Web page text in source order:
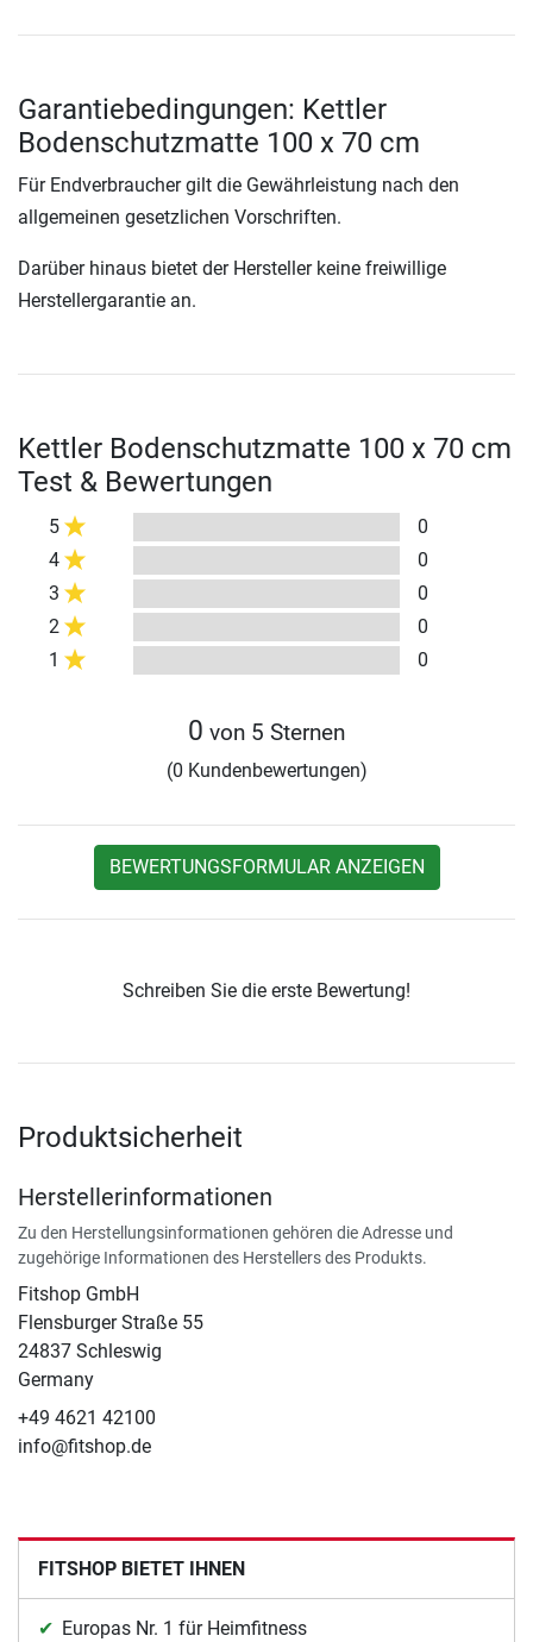
Garantiebedingungen: Kettler
Bodenschutzmatte 100 x 70 cm
Für Endverbraucher gilt die Gewährleistung nach den
allgemeinen gesetzlichen Vorschriften.
Darüber hinaus bietet der Hersteller keine freiwillige
Herstellergarantie an.
Kettler Bodenschutzmatte 100 x 70 cm
Test & Bewertungen
5
0
4
0
3
0
2
0
1
0
0 von 5 Sternen
(0 Kundenbewertungen)
BEWERTUNGSFORMULAR ANZEIGEN
Schreiben Sie die erste Bewertung!
Produktsicherheit
Herstellerinformationen
Zu den Herstellungsinformationen gehören die Adresse und
zugehörige Informationen des Herstellers des Produkts.
Fitshop GmbH
Flensburger Straße 55
24837 Schleswig
Germany
+49 4621 42100
info@fitshop.de
FITSHOP BIETET IHNEN
Europas Nr. 1 für Heimfitness